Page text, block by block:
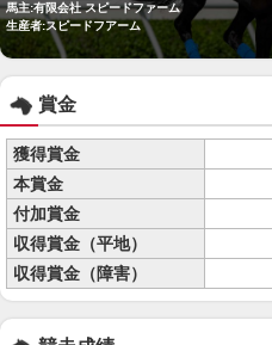
馬主:有限会社 スピードファーム
生産者:スピードフアーム
賞金
獲得賞金
本賞金
付加賞金
収得賞金（平地）
収得賞金（障害）